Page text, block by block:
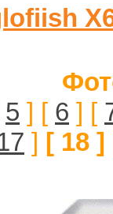
5 ] [ 6 ] [
] [ 18 ]